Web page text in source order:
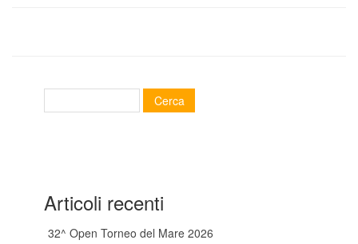
Articoli recenti
32^ Open Torneo del Mare 2026